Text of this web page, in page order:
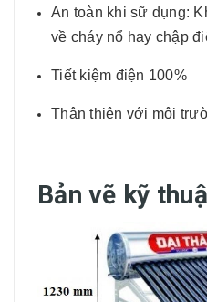
An toàn khi sữ dụng:
về cháy nổ hay chập
Tiết kiệm điện 100%
Thân thiện với môi
Bản vẽ kỹ